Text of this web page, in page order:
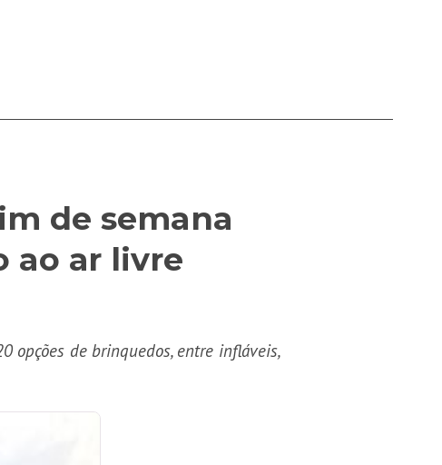
de semana
ao ar livre
opções de brinquedos, entre infláveis,